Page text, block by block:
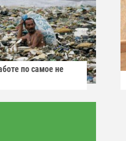
по самое не